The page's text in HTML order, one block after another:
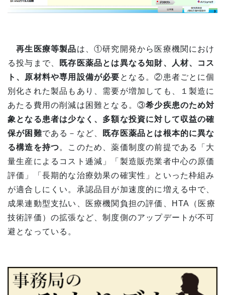
再生医療等製品は、①研究開発から医療機関におけ
る投与まで、
既存医薬品とは異なる知財、人材、コス
ト、原材料や専用設備が必要 となる。②患者ごとに個
別化された製品もあり、需要が増加しても、１製造に
あたる費用の削減は困難となる。③希少疾患のため対
象となる患者は少なく、多額な投資に対して収益の確
保が困難である－など、
既存医薬品とは根本的に異な
る構造を持つ。このため、薬価制度の前提である「大
量生産によるコスト逓減」「製造販売業者中心の原価
評価」「長期的な治療効果の確実性」といった枠組み
が適合しにくい。承認品目が加速度的に増える中で、
成果連動型支払い、医療機関負担の評価、HTA（医療
技術評価）の拡張など、制度側のアップデートが不可
避となっている。